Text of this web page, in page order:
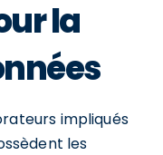
la
impliqués
les